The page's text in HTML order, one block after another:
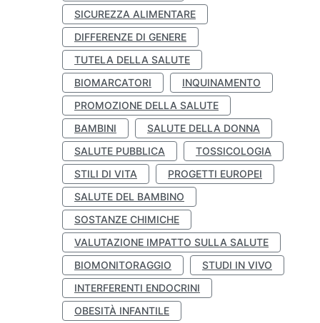
SICUREZZA ALIMENTARE
DIFFERENZE DI GENERE
TUTELA DELLA SALUTE
BIOMARCATORI
INQUINAMENTO
PROMOZIONE DELLA SALUTE
BAMBINI
SALUTE DELLA DONNA
SALUTE PUBBLICA
TOSSICOLOGIA
STILI DI VITA
PROGETTI EUROPEI
SALUTE DEL BAMBINO
SOSTANZE CHIMICHE
VALUTAZIONE IMPATTO SULLA SALUTE
BIOMONITORAGGIO
STUDI IN VIVO
INTERFERENTI ENDOCRINI
OBESITÀ INFANTILE